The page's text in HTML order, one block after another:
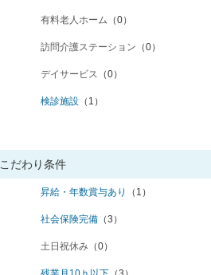
有料老人ホーム （0）
訪問介護ステーション （0）
デイサービス （0）
検診施設 （1）
こだわり条件
昇給・年数賞与あり （1）
社会保険完備 （3）
土日祝休み （0）